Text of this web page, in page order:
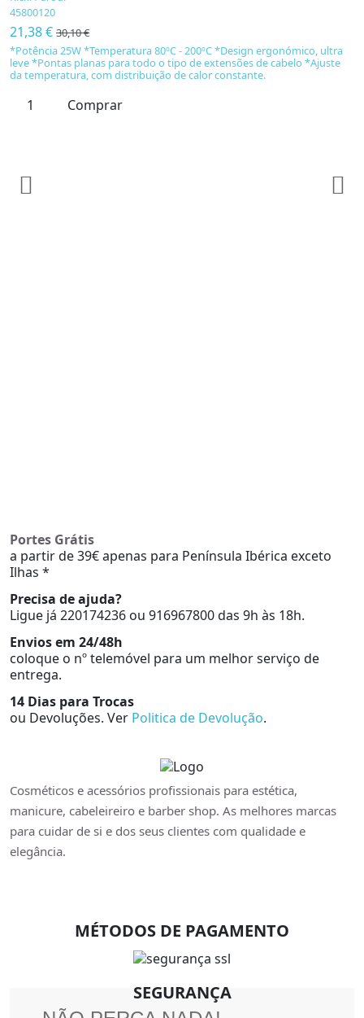
45800120
21,38 € 30,10 €
*Potência 25W *Temperatura 80ºC - 200ºC *Design ergonómico, ultra
leve *Pontas planas para todo o tipo de extensões de cabelo *Ajuste
da temperatura, com distribuição de calor constante.
Comprar
Portes Grátis
a partir de 39€ apenas para Península Ibérica exceto
Ilhas *
Precisa de ajuda?
Ligue já 220174236 ou 916967800 das 9h às 18h.
Envios em 24/48h
coloque o nº telemóvel para um melhor serviço de
entrega.
14 Dias para Trocas
ou Devoluções. Ver Politica de Devolução.
Cosméticos e acessórios profissionais para estética,
manicure, cabeleireiro e barber shop. As melhores marcas
para cuidar de si e dos seus clientes com qualidade e
elegância.
MÉTODOS DE PAGAMENTO
SEGURANÇA